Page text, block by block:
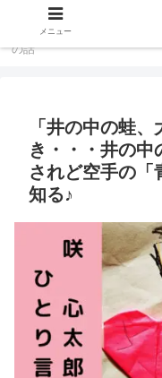
ホーム 咲心館
の話
「井の中の蛙
き・・・井の中
されど空手の「
知る♪
メニュー